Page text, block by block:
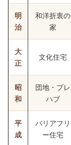
明
治
和洋折衷の
家
大
正
文化住宅
昭
和
団地・プレ
ハブ
平
成
バリアフリ
ー住宅